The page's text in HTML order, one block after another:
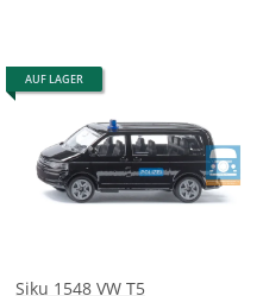
AUF LAGER
Siku 1548 VW T5